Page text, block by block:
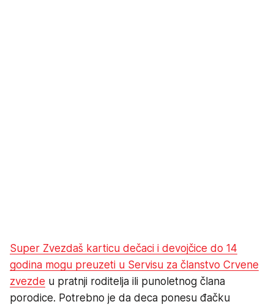
Super Zvezdaš karticu dečaci i devojčice do 14
godina mogu preuzeti u Servisu za članstvo Crvene
zvezde u pratnji roditelja ili punoletnog člana
porodice. Potrebno je da deca ponesu đačku